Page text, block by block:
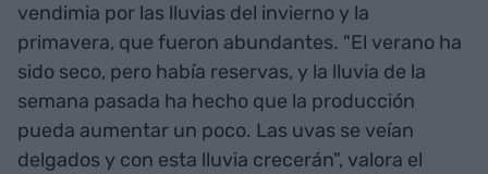
vendimia por las lluvias del invierno y la
primavera, que fueron abundantes. "El verano ha
sido seco, pero había reservas, y la lluvia de la
semana pasada ha hecho que la producción
pueda aumentar un poco. Las uvas se veían
delgados y con esta lluvia crecerán", valora el